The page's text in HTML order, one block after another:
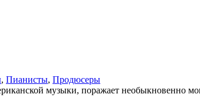
, Пианисты, Продюсеры
музыки, поражает необыкновенно